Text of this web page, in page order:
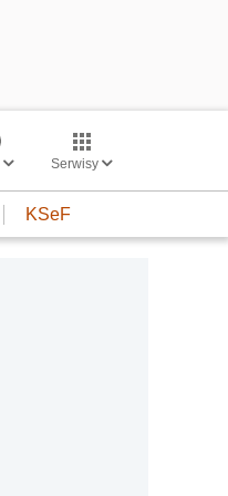
Serwisy
KSeF